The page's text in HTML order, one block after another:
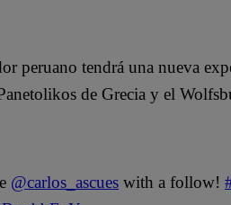
peruano tendrá una nueva
de Grecia y el
@carlos_ascues with a follow!